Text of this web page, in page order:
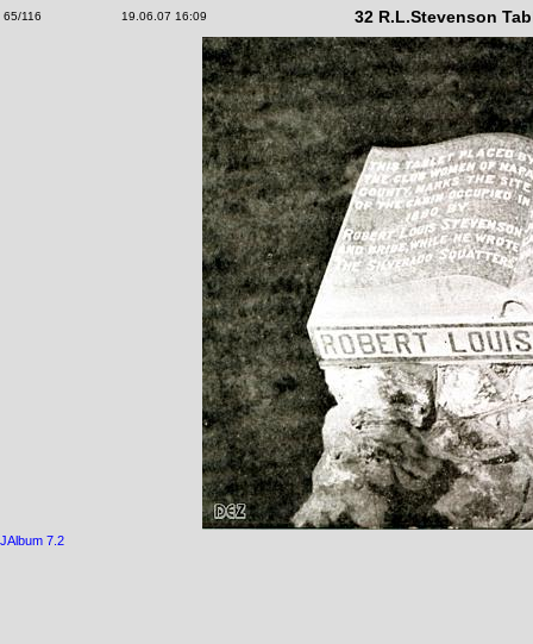
65/116 19.06.07 16:09 32 R.L.Stevenson
JAlbum 7.2